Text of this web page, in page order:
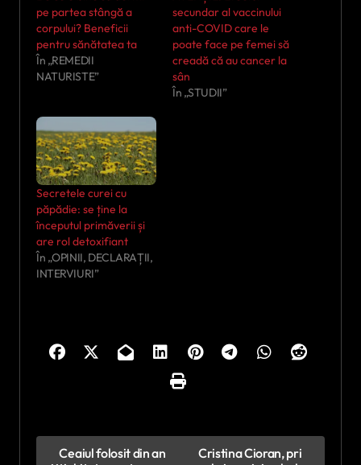
pe partea stângă a
corpului? Beneficii
pentru sănătatea ta
În „REMEDII
NATURISTE”
secundar al vaccinului
anti-COVID care le
poate face pe femei să
creadă că au cancer la
sân
În „STUDII”
Secretele curei cu
păpădie: se ține la
începutul primăverii și
are rol detoxifiant
În „OPINII, DECLARAȚII,
INTERVIURI”
Ceaiul folosit din an
Cristina Cioran, pri